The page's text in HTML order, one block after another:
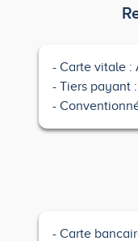
Carte vitale :
Tiers payant
Carte